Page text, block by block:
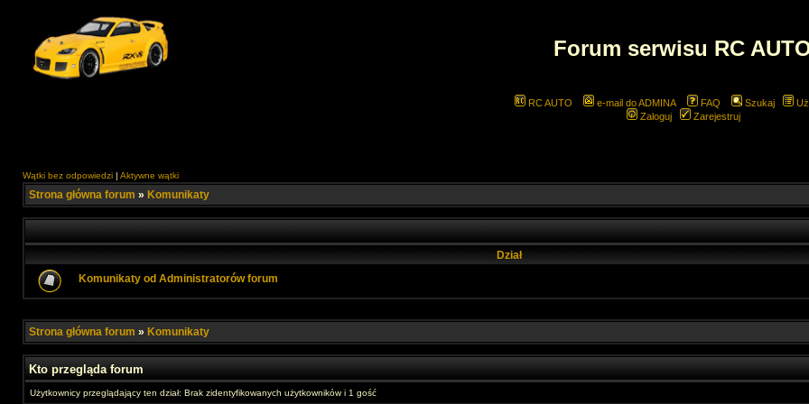
Forum serwisu RC
RC AUTO e-mail do ADMINA FAQ Szukaj
Zaloguj
Zarejestruj
Wątki bez odpowiedzi | Aktywne wątki
Strona główna forum » Komunikaty
Dział
Komunikaty od Administratorów forum
Strona główna forum » Komunikaty
Kto przegląda forum
Użytkownicy przeglądający ten dział: Brak zidentyfikowanych użytkowników i 1 gość